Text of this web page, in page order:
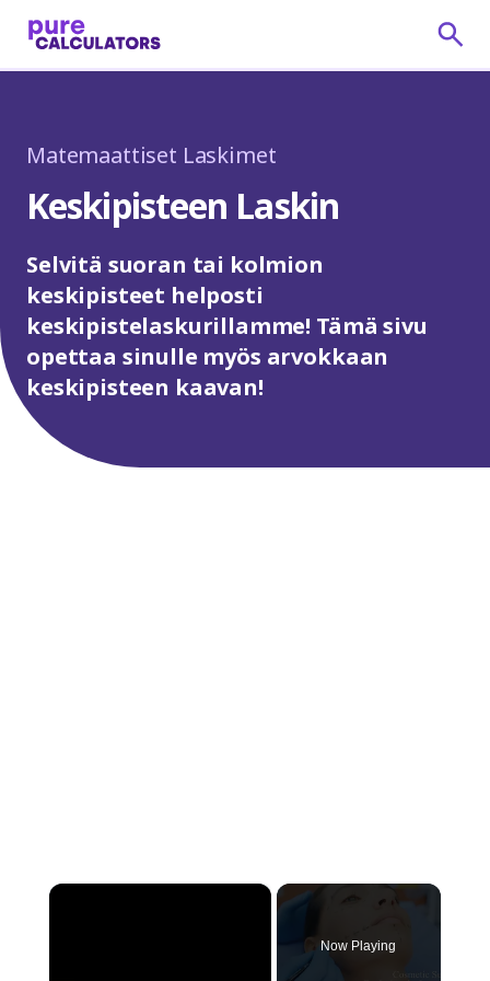
Matemaattiset Laskimet
Keskipisteen Laskin
Selvitä suoran tai kolmion
keskipisteet helposti
keskipistelaskurillamme! Tämä sivu
opettaa sinulle myös arvokkaan
keskipisteen kaavan!
×
Now Playing